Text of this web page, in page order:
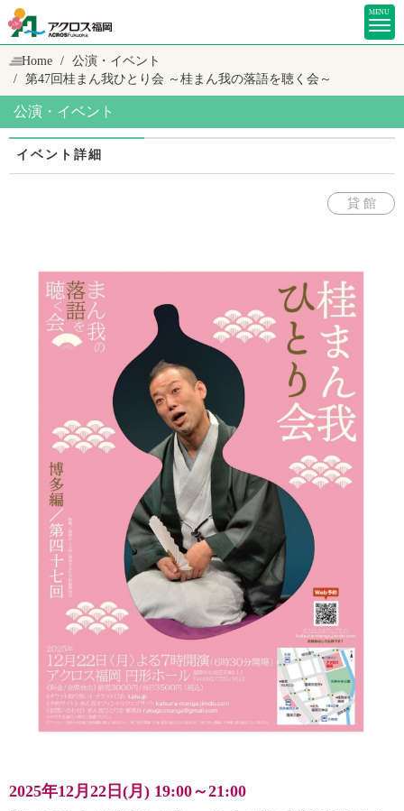
MENU
Home
公演・イベント
第47回桂まん我ひとり会 ～桂まん我の落語を聴く会～
公演・イベント
イベント詳細
貸 館
2025年12月22日(月) 19:00～21:00